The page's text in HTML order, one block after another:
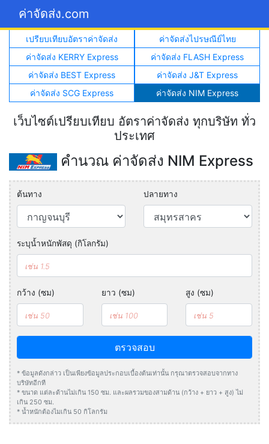
ค่าจัดส่ง.com
เปรียบเทียบอัตราค่าจัดส่ง
ค่าจัดส่งไปรษณีย์ไทย
ค่าจัดส่ง KERRY Express
ค่าจัดส่ง FLASH Express
ค่าจัดส่ง BEST Express
ค่าจัดส่ง J&T Express
ค่าจัดส่ง SCG Express
ค่าจัดส่ง NIM Express
เว็บไซต์เปรียบเทียบ อัตราค่าจัดส่ง ทุกบริษัท ทั่ว
ประเทศ
คำนวณ ค่าจัดส่ง NIM Express
ต้นทาง ปลายทาง
ระบุน้ำหนักพัสดุ (กิโลกรัม)
กว้าง (ซม) ยาว (ซม) สูง (ซม)
ตรวจสอบ
* ข้อมูลดังกล่าว เป็นเพียงข้อมูลประกอบเบื้องต้นเท่านั้น กรุณาตรวจสอบจากทาง
บริษัทอีกที
* ขนาด แต่ละด้านไม่เกิน 150 ซม. และผลรวมของสามด้าน (กว้าง + ยาว + สูง) ไม่
เกิน 250 ซม.
* น้ำหนักต้องไมเกิน 50 กิโลกรัม